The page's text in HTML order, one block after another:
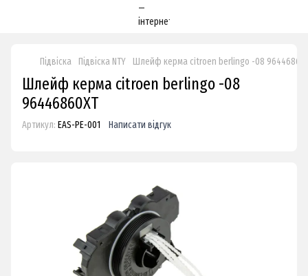
Підвіска Підвіска NTY Шлейф керма citroen berlingo -08
Шлейф керма citroen berlingo -08
96446860XT
Артикул: EAS-PE-001 Написати відгук